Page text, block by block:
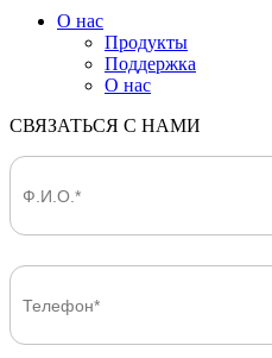
О нас
Продукты
Поддержка
О нас
СВЯЗАТЬСЯ С НАМИ